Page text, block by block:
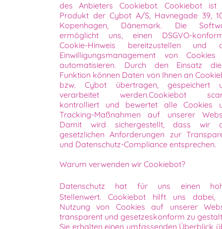
des Anbieters Cookiebot. Cookiebot ist
Produkt der Cybot A/S, Havnegade 39,
Kopenhagen, Dänemark. Die
ermöglicht uns, einen DSGVO-
Cookie-Hinweis bereitzustellen und
Einwilligungsmanagement von
automatisieren. Durch den Einsatz
Funktion können Daten von Ihnen an
bzw. Cybot übertragen, gespeichert
verarbeitet werden.Cookiebot
kontrolliert und bewertet alle Cookies
Tracking-Maßnahmen auf unserer
Damit wird sichergestellt, dass wir
gesetzlichen Anforderungen zur
und Datenschutz-Compliance entsprechen.
Warum verwenden wir Cookiebot?
Datenschutz hat für uns einen
Stellenwert. Cookiebot hilft uns dabei,
Nutzung von Cookies auf unserer
transparent und gesetzeskonform zu
Sie erhalten einen umfassenden Überblick